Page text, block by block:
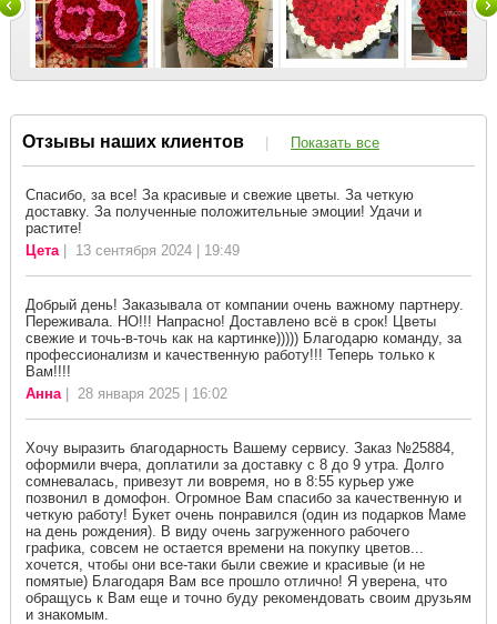
Отзывы наших клиентов | Показать все
Спасибо, за все! За красивые и свежие цветы. За четкую
доставку. За полученные положительные эмоции! Удачи и
растите!
Цета| 13 сентября 2024 | 19:49
Добрый день! Заказывала от компании очень важному партнеру.
Переживала. НО!!! Напрасно! Доставлено всё в срок! Цветы
свежие и точь-в-точь как на картинке))))) Благодарю команду, за
профессионализм и качественную работу!!! Теперь только к
Вам!!!!
Анна| 28 января 2025 | 16:02
Хочу выразить благодарность Вашему сервису. Заказ №25884,
оформили вчера, доплатили за доставку с 8 до 9 утра. Долго
сомневалась, привезут ли вовремя, но в 8:55 курьер уже
позвонил в домофон. Огромное Вам спасибо за качественную и
четкую работу! Букет очень понравился (один из подарков Маме
на день рождения). В виду очень загруженного рабочего
графика, совсем не остается времени на покупку цветов...
хочется, чтобы они все-таки были свежие и красивые (и не
помятые) Благодаря Вам все прошло отлично! Я уверена, что
обращусь к Вам еще и точно буду рекомендовать своим друзьям
и знакомым.